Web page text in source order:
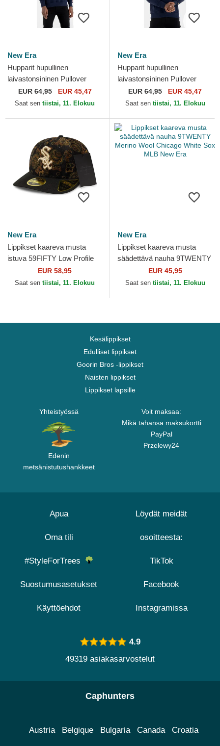
New Era
Hupparit hupullinen
laivastonsininen Pullover
Hoody New Orleans Pelicans
NBA New Era
EUR64,95 EUR 45,47
Saat sen tiistai, 11. Elokuu
New Era
Hupparit hupullinen
laivastonsininen Pullover
Hoody Denver Nuggets NBA
New Era
EUR 64,95 EUR 45,47
Saat sen tiistai, 11. Elokuu
New Era
Lippikset kaareva musta
istuva 59FIFTY Low Profile
Floral Cord Three Looms
Printed Corduroy...
EUR 58,95
Saat sen tiistai, 11. Elokuu
New Era
Lippikset kaareva musta
säädettävä nauha 9TWENTY
Merino Wool Chicago White
Sox MLB New Era
EUR 45,95
Saat sen tiistai, 11. Elokuu
Kesälippikset
Edulliset lippikset
Goorin Bros -lippikset
Naisten lippikset
Lippikset lapsille
Yhteistyössä
Edenin
metsänistutushankkeet
Voit maksaa:
Mikä tahansa maksukortti
PayPal
Przelewy24
Apua
Oma tili
#StyleForTrees
Suostumusasetukset
Käyttöehdot
Löydät meidät
osoitteesta:
TikTok
Facebook
Instagramissa
4.9
49319 asiakasarvostelut
Caphunters
Austria Belgique Bulgaria Canada Croatia